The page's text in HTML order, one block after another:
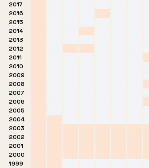
2017
2016
2015
2014
2013
2012
2011
2010
2009
2008
2007
2006
2005
2004
2003
2002
2001
2000
1999